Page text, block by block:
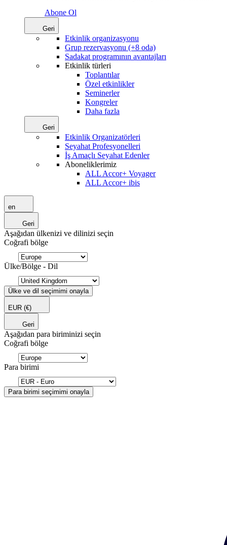
Abone Ol
Geri
Etkinlik organizasyonu
Grup rezervasyonu (+8 oda)
Sadakat programının avantajları
Etkinlik türleri
Toplantılar
Özel etkinlikler
Seminerler
Kongreler
Daha fazla
Geri
Etkinlik Organizatörleri
Seyahat Profesyonelleri
İş Amaçlı Seyahat Edenler
Aboneliklerimiz
ALL Accor+ Voyager
ALL Accor+ ibis
en
Geri
Aşağıdan ülkenizi ve dilinizi seçin
Coğrafi bölge
Ülke/Bölge - Dil
Ülke ve dil seçimimi onayla
EUR (€)
Geri
Aşağıdan para biriminizi seçin
Coğrafi bölge
Para birimi
Para birimi seçimimi onayla